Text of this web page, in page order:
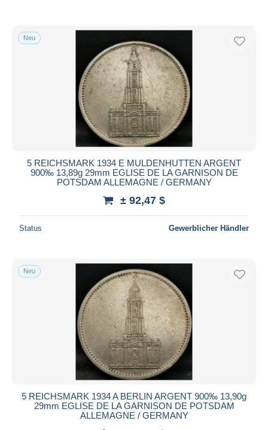
Neu
5 REICHSMARK 1934 E MULDENHUTTEN ARGENT
900‰ 13,89g 29mm EGLISE DE LA GARNISON DE
POTSDAM ALLEMAGNE / GERMANY
± 92,47 $
Status Gewerblicher Händler
Neu
5 REICHSMARK 1934 A BERLIN ARGENT 900‰ 13,90g
29mm EGLISE DE LA GARNISON DE POTSDAM
ALLEMAGNE / GERMANY